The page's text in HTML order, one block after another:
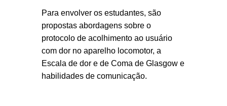
Para envolver os estudantes, são
propostas abordagens sobre o
protocolo de acolhimento ao usuário
com dor no aparelho locomotor, a
Escala de dor e de Coma de Glasgow e
habilidades de comunicação.